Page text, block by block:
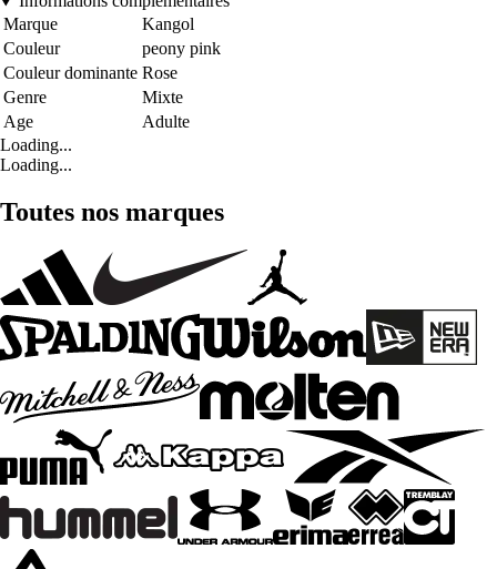
Marque
Kangol
Couleur
peony pink
Couleur dominante Rose
Genre
Mixte
Age
Adulte
Loading...
Loading...
Toutes nos marques